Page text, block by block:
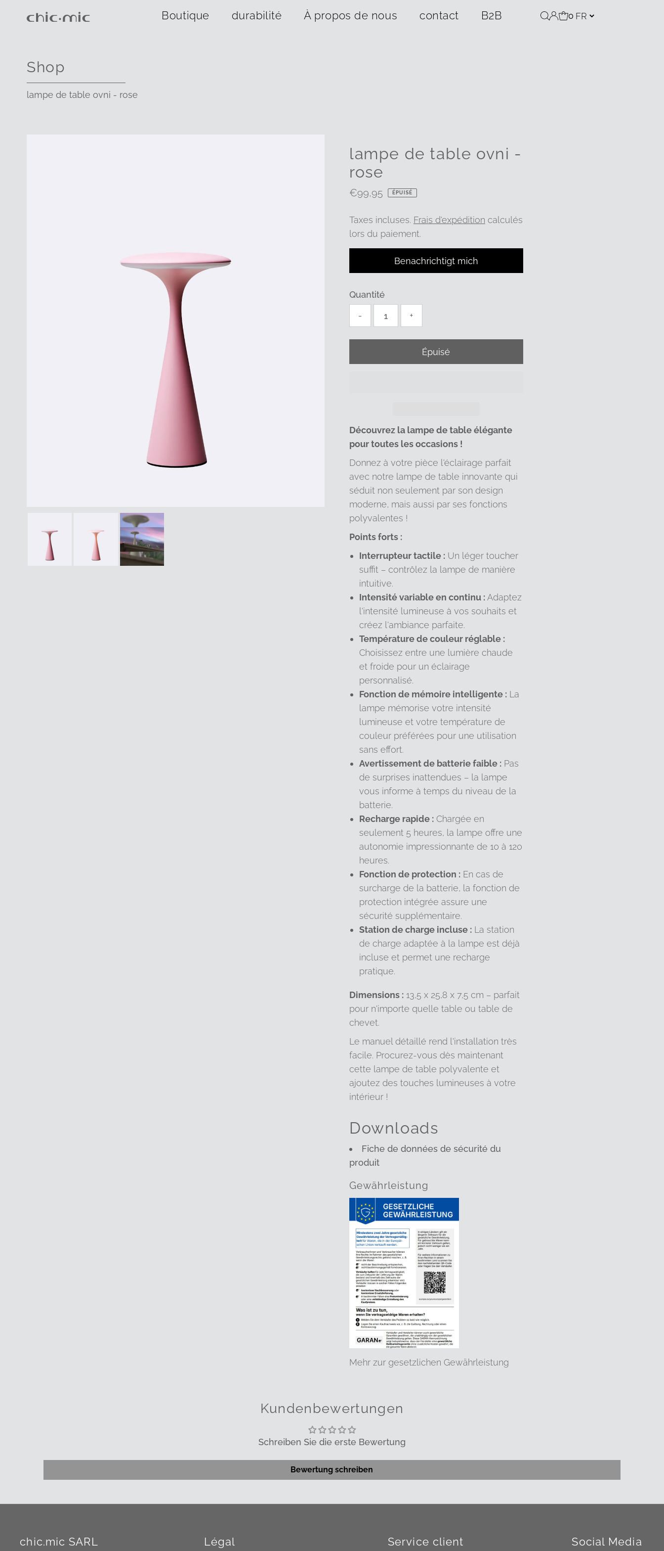
Boutique durabilité À propos de nous contact B2B 0
Shop
lampe de table ovni - rose
lampe de table ovni -
rose
Prix
€99,95 ÉPUISÉ
Taxes incluses. Frais d'expédition calculés
lors du paiement.
Benachrichtigt mich
Quantité
-
+
Découvrez la lampe de table élégante
pour toutes les occasions !
Donnez à votre pièce l'éclairage parfait
avec notre lampe de table innovante qui
séduit non seulement par son design
moderne, mais aussi par ses fonctions
polyvalentes !
Points forts :
Interrupteur tactile :Un léger toucher
suffit – contrôlez la lampe de manière
intuitive.
Intensité variable en continu :Adaptez
l'intensité lumineuse à vos souhaits et
créez l'ambiance parfaite.
Température de couleur réglable :
Choisissez entre une lumière chaude
et froide pour un éclairage
personnalisé.
Fonction de mémoire intelligente :La
lampe mémorise votre intensité
lumineuse et votre température de
couleur préférées pour une utilisation
sans effort.
Avertissement de batterie faible :Pas
de surprises inattendues – la lampe
vous informe à temps du niveau de la
batterie.
Recharge rapide :Chargée en
seulement 5 heures, la lampe offre une
autonomie impressionnante de 10 à 120
heures.
Fonction de protection :En cas de
surcharge de la batterie, la fonction de
protection intégrée assure une
sécurité supplémentaire.
Station de charge incluse :La station
de charge adaptée à la lampe est déjà
incluse et permet une recharge
pratique.
Dimensions :13,5 x 25,8 x 7,5 cm – parfait
pour n'importe quelle table ou table de
chevet.
Le manuel détaillé rend l'installation très
facile. Procurez-vous dès maintenant
cette lampe de table polyvalente et
ajoutez des touches lumineuses à votre
intérieur !
Downloads
Fiche de données de sécurité du
produit
Gewährleistung
Mehr zur gesetzlichen Gewährleistung
Kundenbewertungen
Schreiben Sie die erste Bewertung
Bewertung schreiben
chic.mic SARL Légal Service client Social Media